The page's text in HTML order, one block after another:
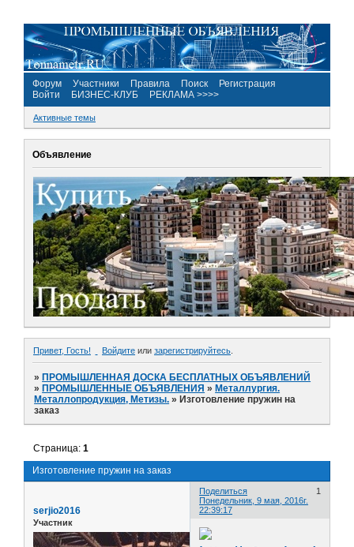
Форум Участники Правила Поиск
Регистрация
Войти
БИЗНЕС-КЛУБ РЕКЛАМА >>>>
Активные темы
Объявление
Привет, Гость! Войдите или зарегистрируйтесь
»ПРОМЫШЛЕННАЯ ДОСКА БЕСПЛАТНЫХ ОБЪЯВЛЕНИЙ
»ПРОМЫШЛЕННЫЕ ОБЪЯВЛЕНИЯ »Металлургия.
Металлопродукция, Метизы. »Изготовление пружин на
заказ
Изготовление пружин на заказ
Страница:1
Поделиться
1
Понедельник, 9 мая, 2016г.
22:39:17
serjio2016
Участник